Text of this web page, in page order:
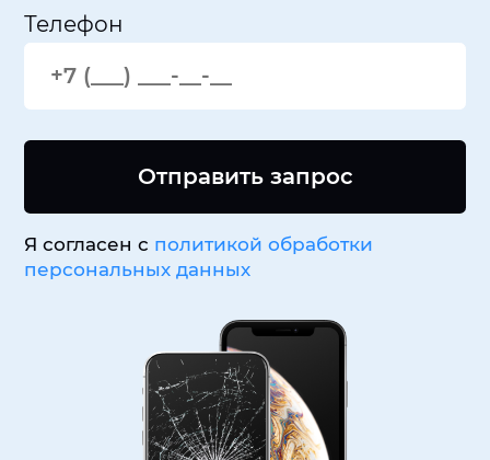
Телефон
Отправить запрос
Я согласен с политикой обработки
персональных данных